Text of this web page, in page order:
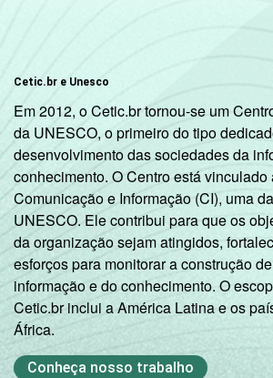
Cetic.br e Unesco
Em 2012, o Cetic.br tornou-se um
da UNESCO, o primeiro do tipo
desenvolvimento das sociedades da
conhecimento. O Centro está vinculado
Comunicação e Informação (CI), uma
UNESCO. Ele contribui para que os
da organização sejam atingidos,
esforços para monitorar a construção
informação e do conhecimento. O
Cetic.br inclui a América Latina e os
África.
Conheça nosso trabalho